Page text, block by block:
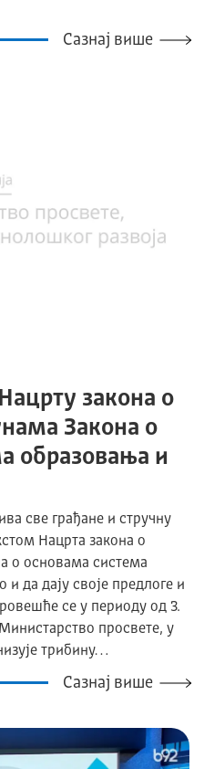
Сазнај више
закона о
Закона о
образовања и
све грађане и стручну
Нацрта закона о
о основама система
да дају своје предлоге и
се у периоду од 3.
просвете, у
трибину…
Сазнај више